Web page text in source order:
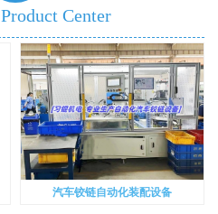
Product Center
汽车铰链自动化装配设备